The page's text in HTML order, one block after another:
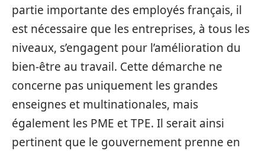
partie importante des employés français, il
est nécessaire que les entreprises, à tous les
niveaux, s’engagent pour l’amélioration du
bien-être au travail. Cette démarche ne
concerne pas uniquement les grandes
enseignes et multinationales, mais
également les PME et TPE. Il serait ainsi
pertinent que le gouvernement prenne en